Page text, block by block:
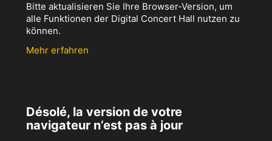
Bitte aktualisieren Sie Ihre Browser-Version, um
alle Funktionen der Digital Concert Hall nutzen zu
können.
Mehr erfahren
Désolé, la version de votre
navigateur n’est pas à jour